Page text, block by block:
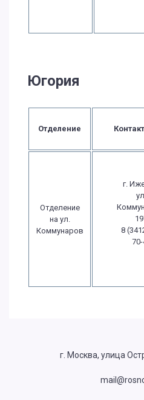
Югория
Отделение
Отделение
на ул.
Коммунаров
г.
8
г. Москва, улица